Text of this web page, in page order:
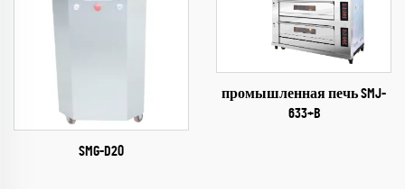
SMG-D20
промышленная печь SMJ-
633+B